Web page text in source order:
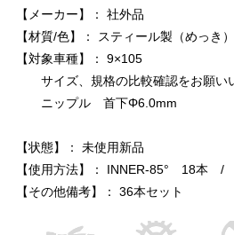
【メーカー】： 社外品
【材質/色】： スティール製（めっき）
【対象車種】： 9×105
サイズ、規格の比較確認をお願い
ニップル 首下Φ6.0mm
【状態】： 未使用新品
【使用方法】： INNER-85° 18本
【その他備考】： 36本セット